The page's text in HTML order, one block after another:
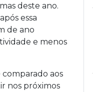
deste ano.
essa
de ano
e menos
aos
nos próximos